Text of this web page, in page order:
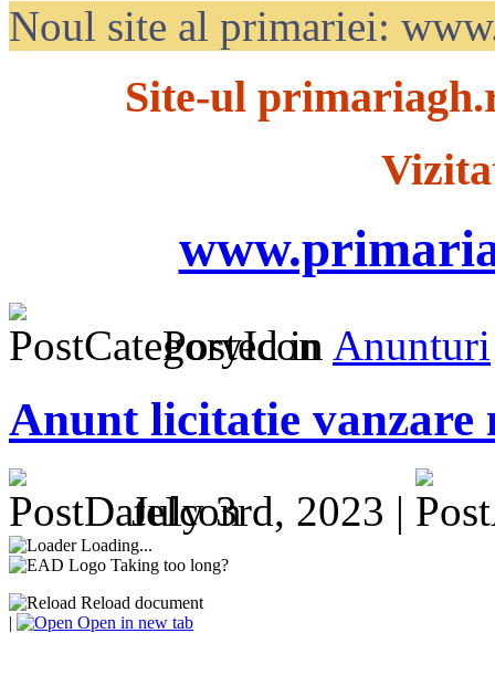
Noul site al primariei:
Site-ul
Posted in Anunturi
Anunt licitatie vanzare
July 3rd, 2023 |
Loading...
Taking too long?
Reload document
|
Open in new tab